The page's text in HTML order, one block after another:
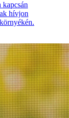
kapcsán
hívjon